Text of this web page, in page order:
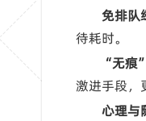
免排队
待耗时。
“无痕
激进手段，
心理与